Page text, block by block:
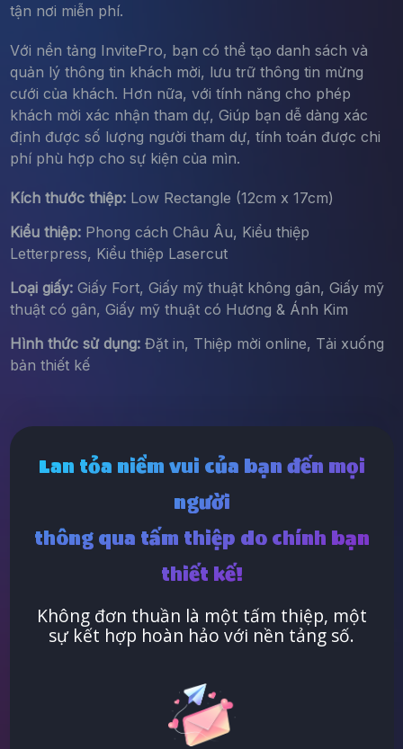
tận nơi miễn phí.
Với nền tảng InvitePro, bạn có thể tạo danh sách và
quản lý thông tin khách mời, lưu trữ thông tin mừng
cưới của khách. Hơn nữa, với tính năng cho phép
khách mời xác nhận tham dự, Giúp bạn dễ dàng xác
định được số lượng người tham dự, tính toán được chi
phí phù hợp cho sự kiện của mìn.
Kích thước thiệp:Low Rectangle (12cm x 17cm)
Kiểu thiệp:Phong cách Châu Âu, Kiểu thiệp
Letterpress, Kiểu thiệp Lasercut
Loại giấy:Giấy Fort, Giấy mỹ thuật không gân, Giấy mỹ
thuật có gân, Giấy mỹ thuật có Hương & Ánh Kim
Hình thức sử dụng:Đặt in, Thiệp mời online, Tải xuống
bản thiết kế
Lan tỏa niềm vui của bạn đến mọi
người
thông qua tấm thiệp do chính bạn
thiết kế!
Không đơn thuần là một tấm thiệp, một
sự kết hợp hoàn hảo với nền tảng số.